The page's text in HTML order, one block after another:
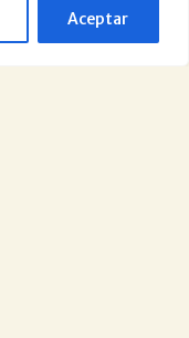
Aceptar